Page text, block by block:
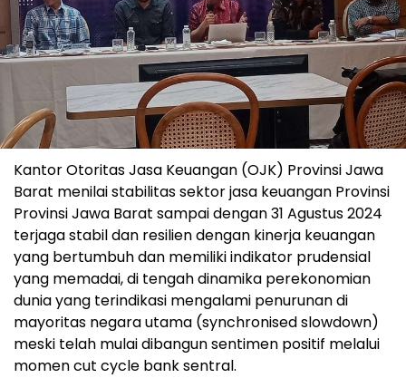
Kantor Otoritas Jasa Keuangan (OJK) Provinsi Jawa
Barat menilai stabilitas sektor jasa keuangan Provinsi
Provinsi Jawa Barat sampai dengan 31 Agustus 2024
terjaga stabil dan resilien dengan kinerja keuangan
yang bertumbuh dan memiliki indikator prudensial
yang memadai, di tengah dinamika perekonomian
dunia yang terindikasi mengalami penurunan di
mayoritas negara utama (synchronised slowdown)
meski telah mulai dibangun sentimen positif melalui
momen cut cycle bank sentral.